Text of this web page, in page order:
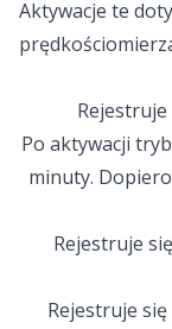
Aktywacje te
Po aktywacji
minuty.
Rejestruje
Rejestruje